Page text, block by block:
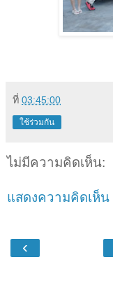
ที่ 03:45:00
ใช้ร่วมกัน
ไม่มีความคิดเห็น:
แสดงความคิดเห็น
‹